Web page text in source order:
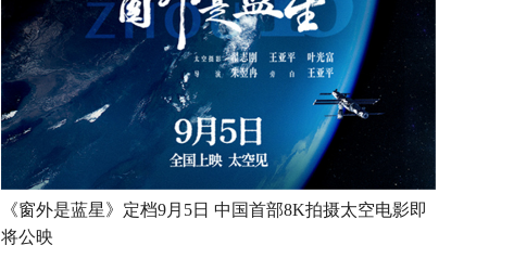
《窗外是蓝星》定档9月5日 中国首部8K拍摄太空电影即
将公映